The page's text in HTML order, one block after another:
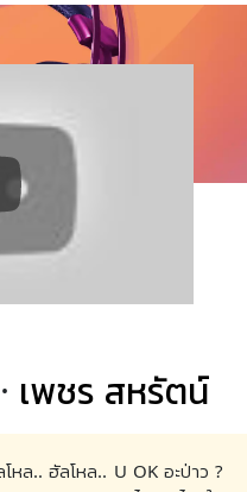
เพชร สหรัตน์
โหล.. ฮัลโหล.. U OK อะป่าว ?